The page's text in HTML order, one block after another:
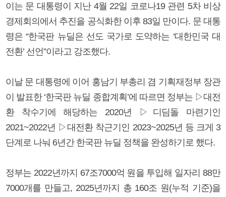
이는 문 대통령이 지난 4월 22일 코로나19 관련 5차 비상
경제회의에서 추진을 공식화한 이후 83일 만이다. 문 대통
령은 “한국판 뉴딜은 선도 국가로 도약하는 ‘대한민국 대
전환’ 선언”이라고 강조했다.
이날 문 대통령에 이어 홍남기 부총리 겸 기획재정부 장관
이 발표한 ‘한국판 뉴딜 종합계획’에 따르면 정부는 ▷대전
환 착수기에 해당하는 2020년 ▷디딤돌 마련기인
2021~2022년 ▷대전환 착근기인 2023~2025년 등 크게 3
단계로 나눠 6년간 한국판 뉴딜 정책을 완성하기로 했다.
정부는 2022년까지 67조7000억 원을 투입해 일자리 88만
7000개를 만들고, 2025년까지 총 160조 원(누적 기준)을